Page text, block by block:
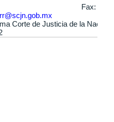
Fax:
Corte de Justicia de la